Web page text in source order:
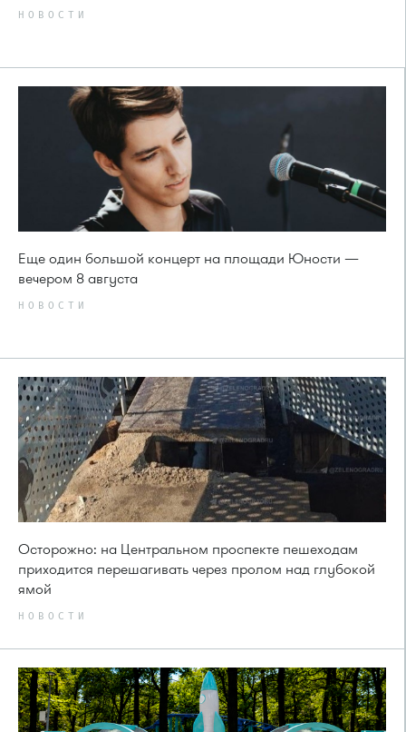
НОВОСТИ
Еще один большой концерт на площади Юности —
вечером 8 августа
НОВОСТИ
Осторожно: на Центральном проспекте пешеходам
приходится перешагивать через пролом над глубокой
ямой
НОВОСТИ